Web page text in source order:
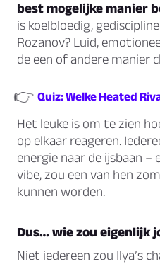
best mogelijke manier
is koelbloedig,
Rozanov? Luid,
de een of andere manier
👉 Quiz: Welke Heated
Het leuke is om te zien
op elkaar reageren.
energie naar de ijsbaan –
vibe, zou een van hen
kunnen worden.
Dus… wie zou eigenlijk
Niet iedereen zou Ilya’s